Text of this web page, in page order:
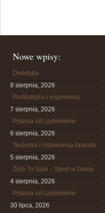
Nowe wpisy:
Dietetyka
8 sierpnia, 2026
Profilaktyka i ergonomia
7 sierpnia, 2026
Pytania od czytelników
6 sierpnia, 2026
Technika i Ustawienia Aparatu
5 sierpnia, 2026
Zrób To Sam – Sport w Domu
4 sierpnia, 2026
Pytania od czytelników
30 lipca, 2026